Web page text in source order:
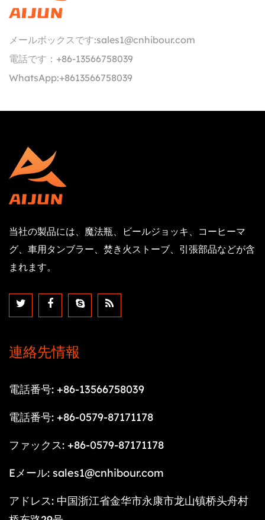
メールボックスです:sales1@cnhibour.com
電話です： +86-13566758039
WhatsApp:+8613566758039
当社の製品には、魔法瓶、ビールジョッキ、コーヒーマ
グ、車用タンブラー、焚き火ストーブ、引張部品などが含
まれます。
連絡先情報
電話番号: +86-13566758039
電話番号: +86-0579-87171178
ファックス: +86-0579-87171178
Eメール: sales1@cnhibour.com
アドレス: 中国浙江省金华市永康市龙山镇桥头舟村